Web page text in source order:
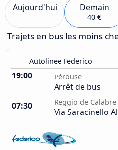
Aujourd'hui Demain
40 €
Trajets en bus les moins
Autolinee Federico
19:00 Pérouse
Arrêt de bus
07:30
Reggio de Calabre
Via Saracinello